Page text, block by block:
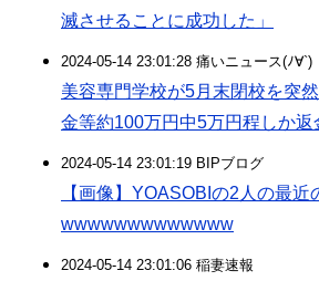
滅させることに成功した」
2024-05-14 23:01:28 痛いニュース(ﾉ∀`)
美容専門学校が5月末閉校を突
金等約100万円中5万円程しか返
2024-05-14 23:01:19 BIPブログ
【画像】YOASOBIの2人の最近
wwwwwwwwwwwww
2024-05-14 23:01:06 稲妻速報